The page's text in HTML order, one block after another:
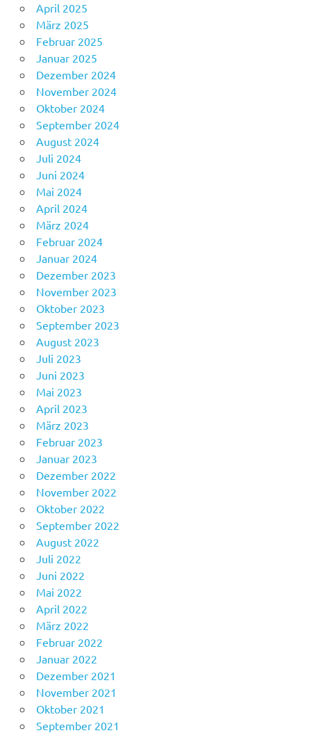
April 2025
März 2025
Februar 2025
Januar 2025
Dezember 2024
November 2024
Oktober 2024
September 2024
August 2024
Juli 2024
Juni 2024
Mai 2024
April 2024
März 2024
Februar 2024
Januar 2024
Dezember 2023
November 2023
Oktober 2023
September 2023
August 2023
Juli 2023
Juni 2023
Mai 2023
April 2023
März 2023
Februar 2023
Januar 2023
Dezember 2022
November 2022
Oktober 2022
September 2022
August 2022
Juli 2022
Juni 2022
Mai 2022
April 2022
März 2022
Februar 2022
Januar 2022
Dezember 2021
November 2021
Oktober 2021
September 2021